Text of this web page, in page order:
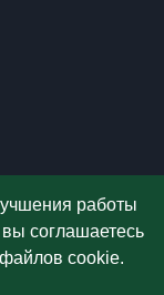
работы
соглашаетесь
cookie.